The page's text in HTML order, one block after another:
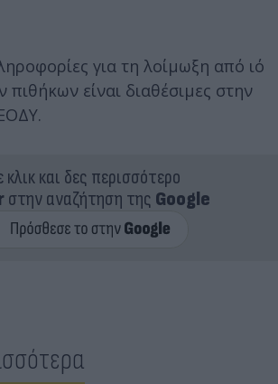
για τη λοίμωξη από ιό
πιθήκων είναι διαθέσιμες στην
κλικ και δες περισσότερο
στην αναζήτηση της Google